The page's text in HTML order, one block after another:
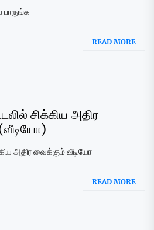
READ MORE
சிக்கிய அதிர
அதிர வைக்கும் வீடியோ
READ MORE